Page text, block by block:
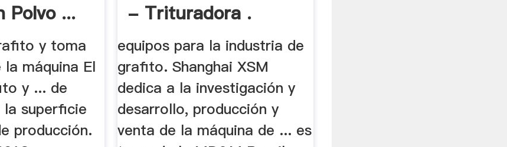
Polvo ...
y toma
máquina El
y ... de
superficie
producción.
- Trituradora .
equipos para la industria de
grafito. Shanghai XSM
dedica a la investigación y
desarrollo, producción y
venta de la máquina de ... es